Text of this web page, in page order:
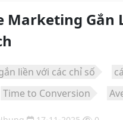
Gắn
liền với các chỉ số
Time to Conversion